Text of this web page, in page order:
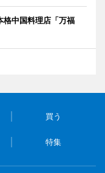
格中国料理店「万福
買う
特集